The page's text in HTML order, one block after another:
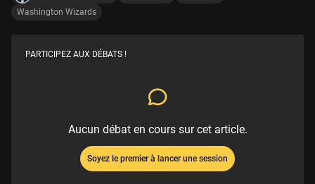
Washington Wizards
PARTICIPEZ AUX DÉBATS !
Aucun débat en cours sur cet article.
Soyez le premier à lancer une session